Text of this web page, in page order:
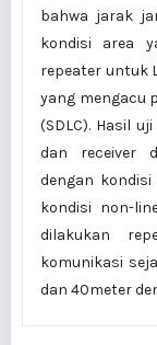
bahwa jarak
kondisi area
repeater untuk
yang mengacu
(SDLC). Hasil
dan receiver
dengan
kondisi non-
dilakukan
komunikasi
dan 40meter